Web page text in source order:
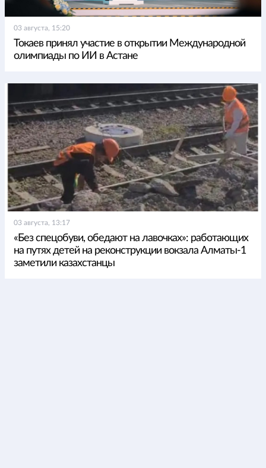
03 августа, 15:20
Токаев принял участие в открытии Международной
олимпиады по ИИ в Астане
03 августа, 13:17
«Без спецобуви, обедают на лавочках»: работающих
на путях детей на реконструкции вокзала Алматы-1
заметили казахстанцы